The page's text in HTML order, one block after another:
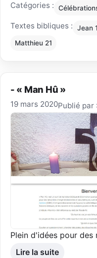
Catégories :
Textes bibliques : Jean
Matthieu 21
- « Man Hû »
19 mars 2020Publié par :
Plein d'idées pour des
Lire la suite